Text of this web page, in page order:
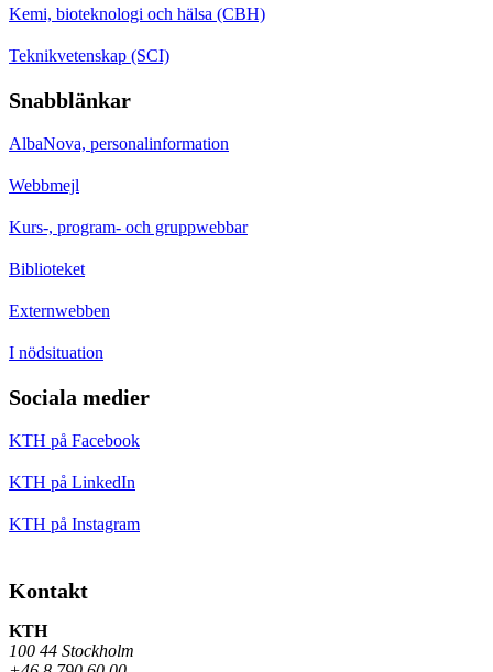
Kemi, bioteknologi och hälsa (CBH)
Teknikvetenskap (SCI)
Snabblänkar
AlbaNova, personalinformation
Webbmejl
Kurs-, program- och gruppwebbar
Biblioteket
Externwebben
I nödsituation
Sociala medier
KTH på Facebook
KTH på LinkedIn
KTH på Instagram
Kontakt
KTH
100 44 Stockholm